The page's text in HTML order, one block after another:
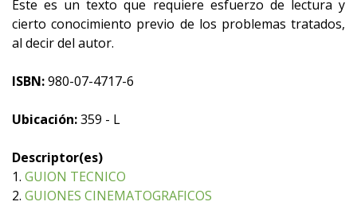
Este es un texto que requiere esfuerzo de lectura y
cierto conocimiento previo de los problemas tratados,
al decir del autor.
ISBN:980-07-4717-6
Ubicación:359 - L
Descriptor(es)
1. GUION TECNICO
2. GUIONES CINEMATOGRAFICOS